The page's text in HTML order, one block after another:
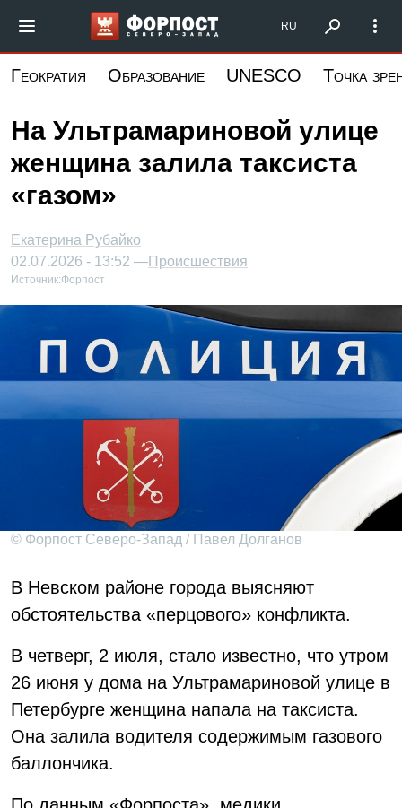
основному
Форпост Северо-Запад
RU
Геократия Образование UNESCO Точка
На Ультрамариновой улице
женщина залила таксиста
«газом»
Екатерина Рубайко
02.07.2026 - 13:52 —Происшествия
Источник:Форпост
© Форпост Северо-Запад / Павел Долганов
В Невском районе города выясняют
обстоятельства «перцового» конфликта.
В четверг, 2 июля, стало известно, что утром
26 июня у дома на Ультрамариновой улице в
Петербурге женщина напала на таксиста.
Она залила водителя содержимым газового
баллончика.